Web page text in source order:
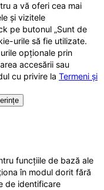
a vă oferi cea mai
și vizitele
pe butonul „Sunt de
urile să fie utilizate.
opționale prin
accesării sau
cu privire la Termeni și
funcțiile de bază ale
în modul dorit fără
de identificare